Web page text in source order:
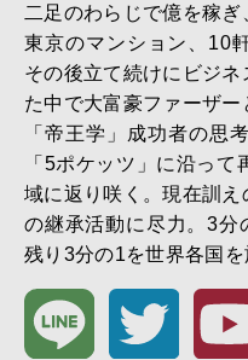
二足のわらじで億を稼ぎ
東京のマンション、10
その後立て続けにビジ
た中で大富豪ファーザ
「帝王学」成功者の思
「5ポケッツ」に沿っ
域に返り咲く。現在訓
の継承活動に尽力。3分
残り3分の1を世界各国を